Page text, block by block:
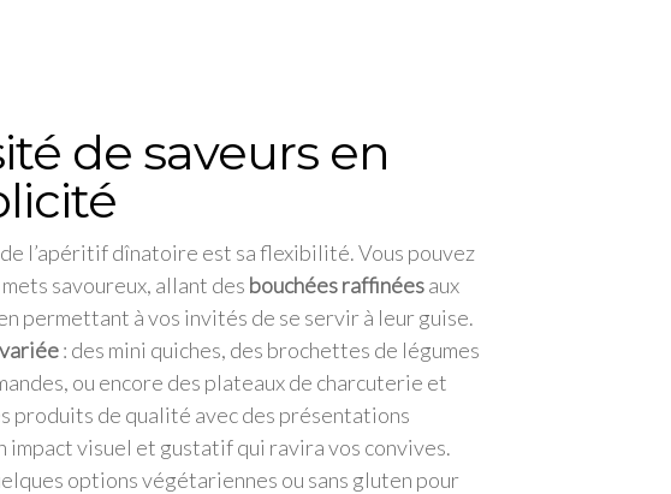
de saveurs en
de l’apéritif dînatoire est sa flexibilité. Vous pouvez
savoureux, allant des bouchées raffinéesaux
permettant à vos invités de se servir à leur guise.
: des mini quiches, des brochettes de légumes
ou encore des plateaux de charcuterie et
produits de qualité avec des présentations
impact visuel et gustatif qui ravira vos convives.
options végétariennes ou sans gluten pour